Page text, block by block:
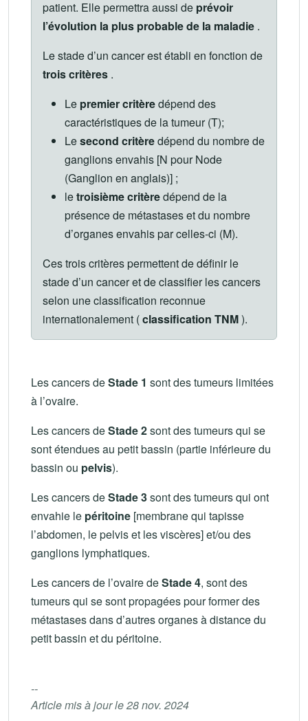
patient. Elle permettra aussi de prévoir
l’évolution la plus probable de la maladie .
Le stade d’un cancer est établi en fonction de
trois critères .
Le premier critèredépend des
caractéristiques de la tumeur (T);
Lesecond critèredépend du nombre de
ganglions envahis [N pour Node
(Ganglion en anglais)] ;
letroisième critèredépend de la
présence de métastases et du nombre
d’organes envahis par celles-ci (M).
Ces trois critères permettent de définir le
stade d’un cancer et de classifier les cancers
selon une classification reconnue
internationalement (classification TNM).
Les cancers deStade 1 sont des tumeurs limitées
à l’ovaire.
Les cancers deStade 2sont des tumeurs qui se
sont étendues au petit bassin (partie inférieure du
bassin ou pelvis).
Les cancers deStade 3sont des tumeurs qui ont
envahie le péritoine [membrane qui tapisse
l’abdomen, le pelvis et les viscères] et/ou des
ganglions lymphatiques.
Les cancers de l’ovaire deStade 4, sont des
tumeurs qui se sont propagées pour former des
métastases dans d’autres organes à distance du
petit bassin et du péritoine.
--
Article mis à jour le 28 nov. 2024